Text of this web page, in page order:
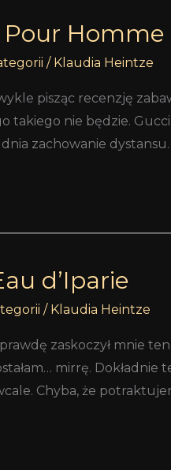
Pour Homme
/ Klaudia Heintze
pisząc recenzję
takiego nie będzie.
zachowanie
d’Iparie
/ Klaudia Heintze
zaskoczył mnie
mirrę.
Chyba, że